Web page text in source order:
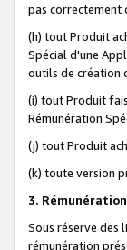
pas correctement
(h) tout Produit
Spécial d'une
outils de création
(i) tout Produit
Rémunération
(j) tout Produit
(k) toute version
3.
Sous réserve des
rémunération